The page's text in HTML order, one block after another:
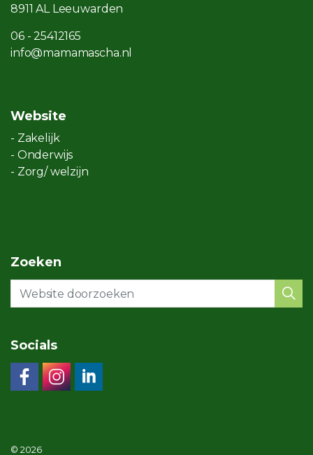
8911 AL Leeuwarden
06 - 25412165
info@mamamascha.nl
Website
- Zakelijk
- Onderwijs
- Zorg/ welzijn
Zoeken
Socials
© 2026